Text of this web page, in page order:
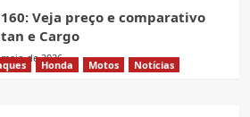
Veja preço e comparativo
e Cargo
de 2026
Honda Motos
Notícias